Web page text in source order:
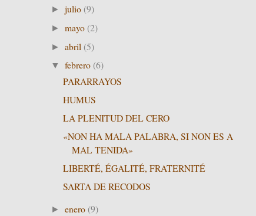
►julio (9)
►mayo (2)
►abril (5)
▼febrero (6)
PARARRAYOS
HUMUS
LA PLENITUD DEL CERO
«NON HA MALA PALABRA, SI NON ES A
MAL TENIDA»
LIBERTÉ, ÉGALITÉ, FRATERNITÉ
SARTA DE RECODOS
►enero (9)